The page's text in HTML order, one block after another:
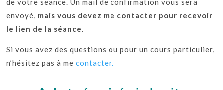
de votre séance. Un mail de confirmation vous sera
envoyé, mais vous devez me contacter pour recevoir
le lien de la séance.
Si vous avez des questions ou pour un cours particulier,
n’hésitez pas à mecontacter.